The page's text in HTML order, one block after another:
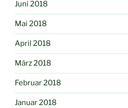
Juni 2018
Mai 2018
April 2018
März 2018
Februar 2018
Januar 2018